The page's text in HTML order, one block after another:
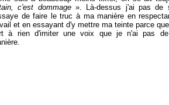
c'est dommage ». Là-dessus j'ai pas de
de faire le truc à ma manière en
et en essayant d'y mettre ma teinte parce
à rien d'imiter une voix que je n'ai pas